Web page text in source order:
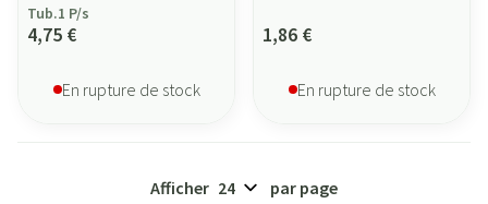
Tub.1 P/s
4,75 €
En rupture de stock
1,86 €
En rupture de stock
Afficher par page